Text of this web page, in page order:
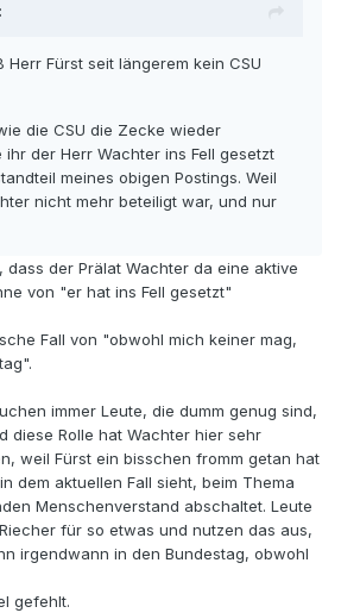
Herr Fürst seit längerem kein CSU
die CSU die Zecke wieder
der Herr Wachter ins Fell gesetzt
meines obigen Postings. Weil
nicht mehr beteiligt war, und nur
der Prälat Wachter da eine aktive
von "er hat ins Fell gesetzt"
Fall von "obwohl mich keiner mag,
immer Leute, die dumm genug sind,
diese Rolle hat Wachter hier sehr
weil Fürst ein bisschen fromm getan hat
dem aktuellen Fall sieht, beim Thema
Menschenverstand abschaltet. Leute
für so etwas und nutzen das aus,
irgendwann in den Bundestag, obwohl
gefehlt.